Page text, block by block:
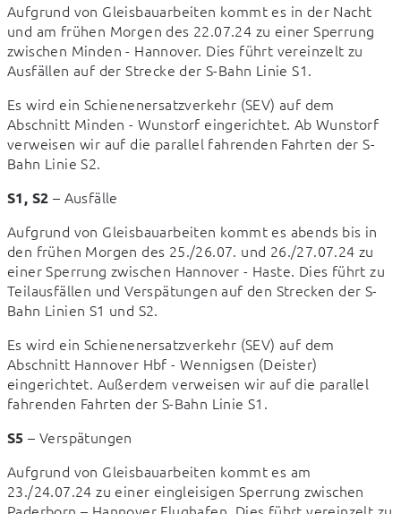
Aufgrund von Gleisbauarbeiten kommt es in der Nacht
und am frühen Morgen des 22.07.24 zu einer Sperrung
zwischen Minden - Hannover. Dies führt vereinzelt zu
Ausfällen auf der Strecke der S-Bahn Linie S1.
Es wird ein Schienenersatzverkehr (SEV) auf dem
Abschnitt Minden - Wunstorf eingerichtet. Ab Wunstorf
verweisen wir auf die parallel fahrenden Fahrten der S-
Bahn Linie S2.
S1, S2 – Ausfälle
Aufgrund von Gleisbauarbeiten kommt es abends bis in
den frühen Morgen des 25./26.07. und 26./27.07.24 zu
einer Sperrung zwischen Hannover - Haste. Dies führt zu
Teilausfällen und Verspätungen auf den Strecken der S-
Bahn Linien S1 und S2.
Es wird ein Schienenersatzverkehr (SEV) auf dem
Abschnitt Hannover Hbf - Wennigsen (Deister)
eingerichtet. Außerdem verweisen wir auf die parallel
fahrenden Fahrten der S-Bahn Linie S1.
S5 – Verspätungen
Aufgrund von Gleisbauarbeiten kommt es am
23./24.07.24 zu einer eingleisigen Sperrung zwischen